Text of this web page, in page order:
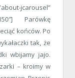
jcarousel”
Parówkę
końców. Po
tak, że
wbijamy jajo.
– kroimy w